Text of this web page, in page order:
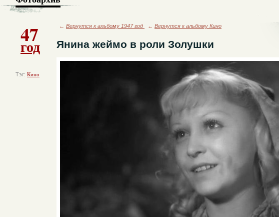
47
год
Тэг: Кино
← Вернутся к альбому 1947 год ← Вернутся к альбому Кино
Янина жеймо в роли Золушки